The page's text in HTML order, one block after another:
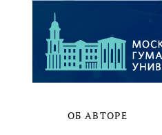
ОБ АВТОРЕ